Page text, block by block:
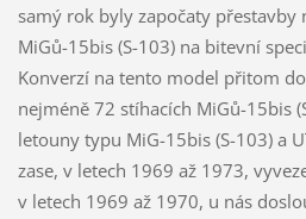
samý rok byly započaty přestavby
MiGů-15bis (S-103) na bitevní
Konverzí na tento model přitom
nejméně 72 stíhacích MiGů-15bis
letouny typu MiG-15bis (S-103) a
zase, v letech 1969 až 1973,
v letech 1969 až 1970, u nás